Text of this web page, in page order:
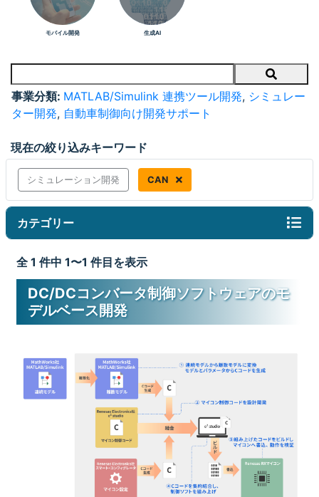
モバイル開発 生成AI
Search
事業分類: MATLAB/Simulink 連携ツール開発, シミュレー
ター開発, 自動車制御向け開発サポート
現在の絞り込みキーワード
シミュレーション開発 CAN
カテゴリー
全 1 件中 1〜1 件目を表示
DC/DCコンバータ制御ソフトウェアのモ
デルベース開発